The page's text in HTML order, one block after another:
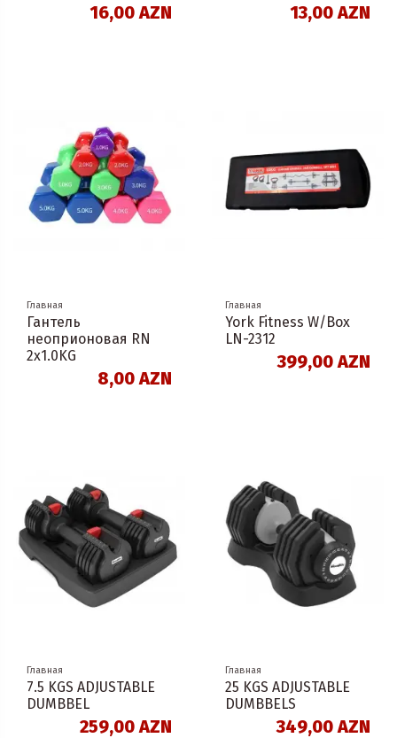
16,00 AZN 13,00 AZN
Главная
Гантель
неоприоновая RN
2х1.0KG
8,00 AZN
Главная
York Fitness W/Box
LN-2312
399,00 AZN
Главная
7.5 KGS ADJUSTABLE
DUMBBEL
259,00 AZN
Главная
25 KGS ADJUSTABLE
DUMBBELS
349,00 AZN